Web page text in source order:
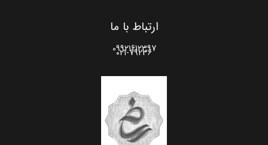
ارتباط با ما
09921612397
021-79236